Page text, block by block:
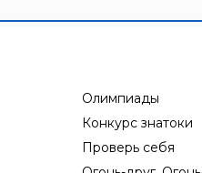
Олимпиады
Конкурс знатоки
Проверь себя